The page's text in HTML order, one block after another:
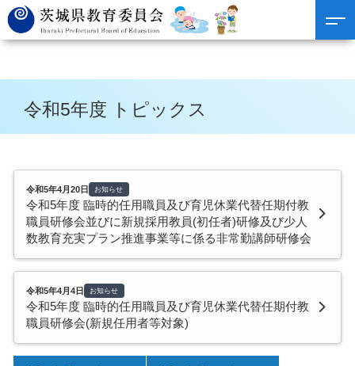
令和5年度 トピックス
令和5年4月20日 お知らせ
令和5年度 臨時的任用職員及び育児休業代替任期付教
職員研修会並びに新規採用教員(初任者)研修及び少人
数教育充実プラン推進事業等に係る非常勤講師研修会
令和5年4月4日 お知らせ
令和5年度 臨時的任用職員及び育児休業代替任期付教
職員研修会(新規任用者等対象)